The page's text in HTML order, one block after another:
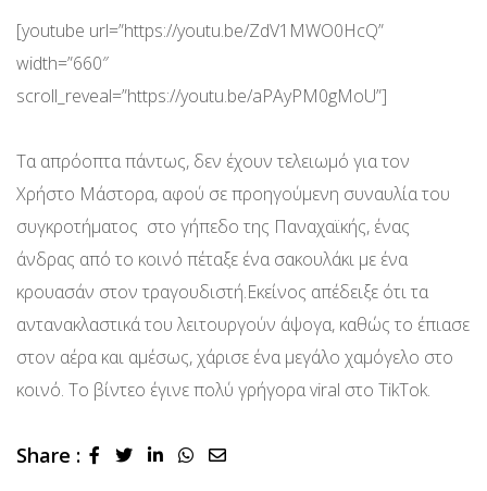
[youtube url=”https://youtu.be/ZdV1MWO0HcQ”
width=”660″
scroll_reveal=”https://youtu.be/aPAyPM0gMoU”]
Τα απρόοπτα πάντως, δεν έχουν τελειωμό για τον
Χρήστο Μάστορα, αφού σε προηγούμενη συναυλία του
συγκροτήματος στο γήπεδο της Παναχαϊκής, ένας
άνδρας από το κοινό πέταξε ένα σακουλάκι με ένα
κρουασάν στον τραγουδιστή.Εκείνος απέδειξε ότι τα
αντανακλαστικά του λειτουργούν άψογα, καθώς το έπιασε
στον αέρα και αμέσως, χάρισε ένα μεγάλο χαμόγελο στο
κοινό. Το βίντεο έγινε πολύ γρήγορα viral στο TikTok.
Share : LinkedInWhatsapp
Share